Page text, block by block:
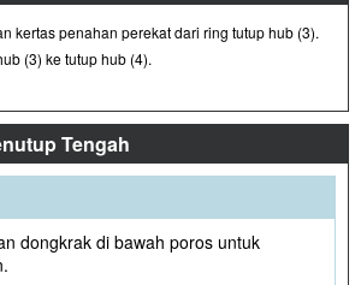
kertas penahan perekat dari ring tutup hub (3).
(3) ke tutup hub (4).
Tengah
dongkrak di bawah poros untuk